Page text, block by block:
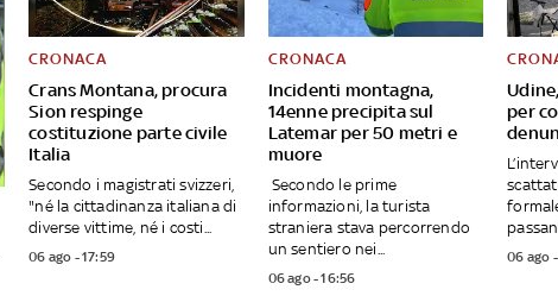
Crans Montana, procura
Sion respinge
costituzione parte civile
Italia
CRONACA
Secondo i magistrati svizzeri,
"né la cittadinanza italiana di
diverse vittime, né i costi...
06 ago - 17:59
Incidenti montagna,
14enne precipita sul
Latemar per 50 metri e
muore
CRONACA
Secondo le prime
informazioni, la turista
straniera stava percorrendo
un sentiero nei...
06 ago - 16:56
per
06 ago